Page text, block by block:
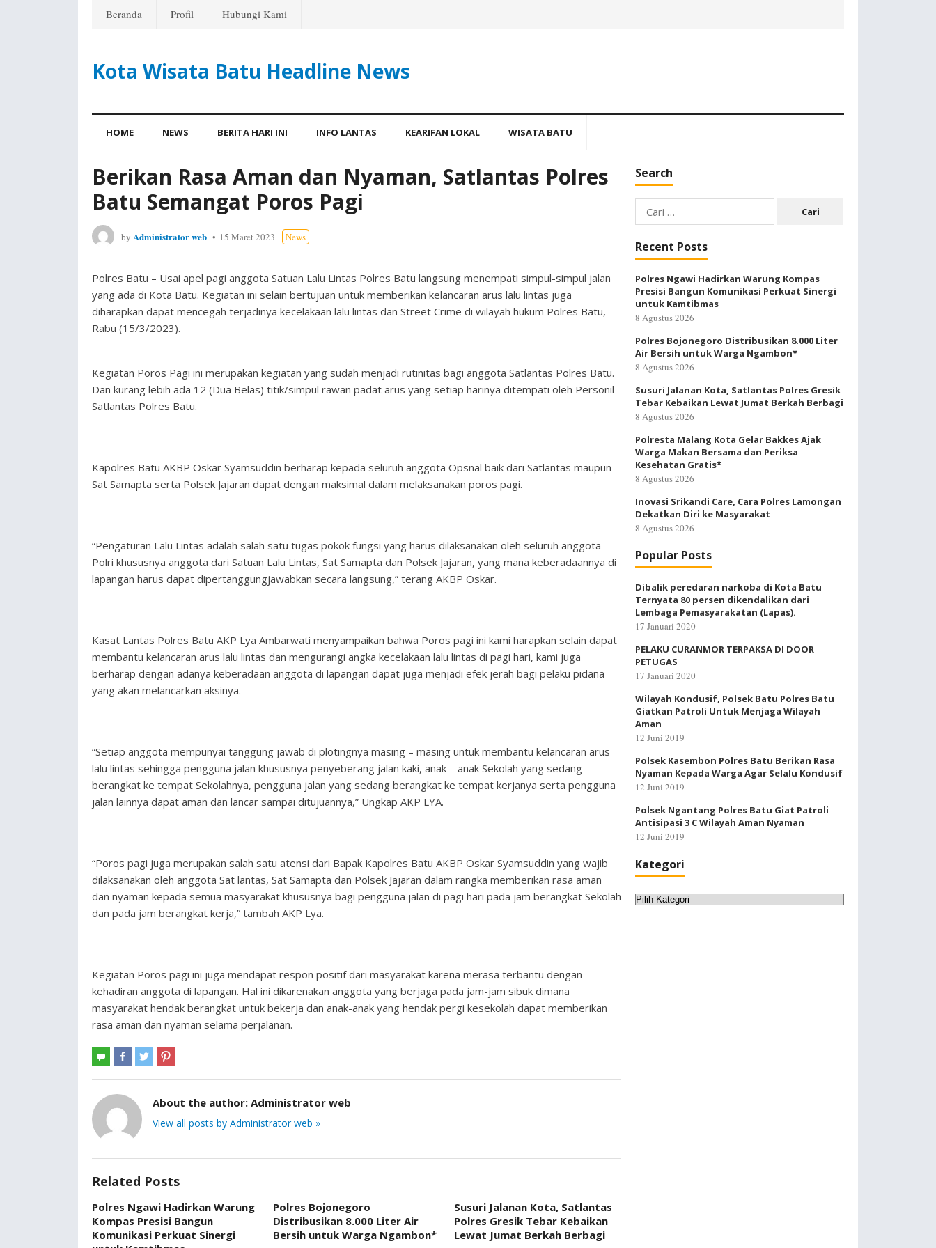
Beranda Profil Hubungi Kami
Kota Wisata Batu Headline News
HOME NEWS BERITA HARI INI INFO LANTAS KEARIFAN LOKAL WISATA BATU
Berikan Rasa Aman dan Nyaman, Satlantas Polres
Batu Semangat Poros Pagi
by Administrator web 15 Maret 2023 News
Polres Batu – Usai apel pagi anggota Satuan Lalu Lintas Polres Batu langsung menempati simpul-simpul jalan
yang ada di Kota Batu. Kegiatan ini selain bertujuan untuk memberikan kelancaran arus lalu lintas juga
diharapkan dapat mencegah terjadinya kecelakaan lalu lintas dan Street Crime di wilayah hukum Polres Batu,
Rabu (15/3/2023).
Kegiatan Poros Pagi ini merupakan kegiatan yang sudah menjadi rutinitas bagi anggota Satlantas Polres Batu.
Dan kurang lebih ada 12 (Dua Belas) titik/simpul rawan padat arus yang setiap harinya ditempati oleh Personil
Satlantas Polres Batu.
Kapolres Batu AKBP Oskar Syamsuddin berharap kepada seluruh anggota Opsnal baik dari Satlantas maupun
Sat Samapta serta Polsek Jajaran dapat dengan maksimal dalam melaksanakan poros pagi.
“Pengaturan Lalu Lintas adalah salah satu tugas pokok fungsi yang harus dilaksanakan oleh seluruh anggota
Polri khususnya anggota dari Satuan Lalu Lintas, Sat Samapta dan Polsek Jajaran, yang mana keberadaannya di
lapangan harus dapat dipertanggungjawabkan secara langsung,” terang AKBP Oskar.
Kasat Lantas Polres Batu AKP Lya Ambarwati menyampaikan bahwa Poros pagi ini kami harapkan selain dapat
membantu kelancaran arus lalu lintas dan mengurangi angka kecelakaan lalu lintas di pagi hari, kami juga
berharap dengan adanya keberadaan anggota di lapangan dapat juga menjadi efek jerah bagi pelaku pidana
yang akan melancarkan aksinya.
“Setiap anggota mempunyai tanggung jawab di plotingnya masing – masing untuk membantu kelancaran arus
lalu lintas sehingga pengguna jalan khususnya penyeberang jalan kaki, anak – anak Sekolah yang sedang
berangkat ke tempat Sekolahnya, pengguna jalan yang sedang berangkat ke tempat kerjanya serta pengguna
jalan lainnya dapat aman dan lancar sampai ditujuannya,” Ungkap AKP LYA.
“Poros pagi juga merupakan salah satu atensi dari Bapak Kapolres Batu AKBP Oskar Syamsuddin yang wajib
dilaksanakan oleh anggota Sat lantas, Sat Samapta dan Polsek Jajaran dalam rangka memberikan rasa aman
dan nyaman kepada semua masyarakat khususnya bagi pengguna jalan di pagi hari pada jam berangkat Sekolah
dan pada jam berangkat kerja,” tambah AKP Lya.
Kegiatan Poros pagi ini juga mendapat respon positif dari masyarakat karena merasa terbantu dengan
kehadiran anggota di lapangan. Hal ini dikarenakan anggota yang berjaga pada jam-jam sibuk dimana
masyarakat hendak berangkat untuk bekerja dan anak-anak yang hendak pergi kesekolah dapat memberikan
rasa aman dan nyaman selama perjalanan.
About the author: Administrator web
View all posts by Administrator web »
Related Posts
Polres Ngawi Hadirkan Warung
Kompas Presisi Bangun
Komunikasi Perkuat Sinergi
Polres Bojonegoro
Distribusikan 8.000 Liter Air
Bersih untuk Warga Ngambon*
Susuri Jalanan Kota, Satlantas
Polres Gresik Tebar Kebaikan
Lewat Jumat Berkah Berbagi
Search
Cari
untuk:
Recent Posts
Polres Ngawi Hadirkan Warung Kompas
Presisi Bangun Komunikasi Perkuat Sinergi
untuk Kamtibmas
8 Agustus 2026
Polres Bojonegoro Distribusikan 8.000 Liter
Air Bersih untuk Warga Ngambon*
8 Agustus 2026
Susuri Jalanan Kota, Satlantas Polres Gresik
Tebar Kebaikan Lewat Jumat Berkah Berbagi
8 Agustus 2026
Polresta Malang Kota Gelar Bakkes Ajak
Warga Makan Bersama dan Periksa
Kesehatan Gratis*
8 Agustus 2026
Inovasi Srikandi Care, Cara Polres Lamongan
Dekatkan Diri ke Masyarakat
8 Agustus 2026
Popular Posts
Dibalik peredaran narkoba di Kota Batu
Ternyata 80 persen dikendalikan dari
Lembaga Pemasyarakatan (Lapas).
17 Januari 2020
PELAKU CURANMOR TERPAKSA DI DOOR
PETUGAS
17 Januari 2020
Wilayah Kondusif, Polsek Batu Polres Batu
Giatkan Patroli Untuk Menjaga Wilayah
Aman
12 Juni 2019
Polsek Kasembon Polres Batu Berikan Rasa
Nyaman Kepada Warga Agar Selalu Kondusif
12 Juni 2019
Polsek Ngantang Polres Batu Giat Patroli
Antisipasi 3 C Wilayah Aman Nyaman
12 Juni 2019
Kategori
Kategori